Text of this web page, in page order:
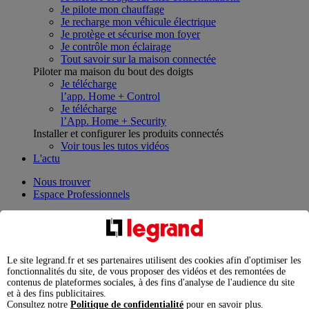
Je pilote mon chauffage
Je recharge mon véhicule électrique
Je protège et sécurise mon foyer
Je contrôle mon éclairage
Tout savoir sur la maison connectée
Piloter ma maison du bout des doigts
Je télécharge
l’app. Home + Control
Je télécharge
l’App. Home + Security
Installer et configurer les produits connectés
Voir tous les tutos vidéos
L'actu
Nous trouver
Espace Professionnels
Utiliser le moteur de recherche
Que cherchez-vous ?
chargement en cours...
Nous n'avons pas pu charger les résultats de votre recherche
Produits professionnels
Le site legrand.fr et ses partenaires utilisent des cookies afin d'optimiser les
fonctionnalités du site, de vous proposer des vidéos et des remontées de
contenus de plateformes sociales, à des fins d'analyse de l'audience du site
et à des fins publicitaires.
Consultez notre Politique de confidentialité pour en savoir plus.